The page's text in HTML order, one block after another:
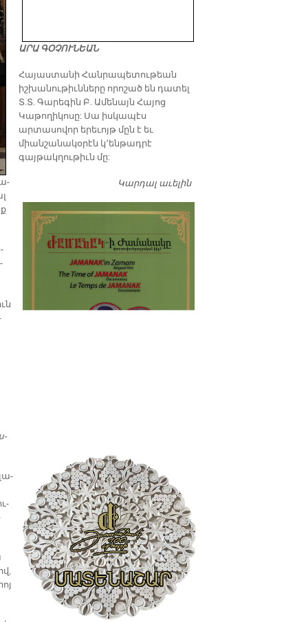
ա­
ԱՐԱ ԳՕՉՈՒՆԵԱՆ
​Հայաստանի Հանրապետութեան
իշխանութիւնները որոշած են դատել
Տ.Տ. Գարեգին Բ. Ամենայն Հայոց
Կաթողիկոսը: Սա իսկապէս
արտասովոր երեւոյթ մըն է եւ
միանշանակօրէն կ՚ենթադրէ
գայթակղութիւն մը:
Կարդալ աւելինԴատել…